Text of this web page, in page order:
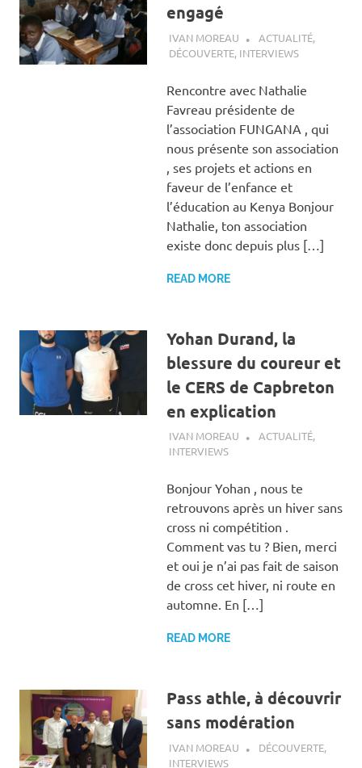
engagé
12 AVRIL 2019
IVAN MOREAU ACTUALITÉ,
DÉCOUVERTE, INTERVIEWS
Rencontre avec Nathalie
Favreau présidente de
l’association FUNGANA , qui
nous présente son association
, ses projets et actions en
faveur de l’enfance et
l’éducation au Kenya Bonjour
Nathalie, ton association
existe donc depuis plus […]
READ MORE
Yohan Durand, la
blessure du coureur et
le CERS de Capbreton
en explication
15 MARS 2019
IVAN MOREAU ACTUALITÉ,
INTERVIEWS
Bonjour Yohan , nous te
retrouvons après un hiver sans
cross ni compétition .
Comment vas tu ? Bien, merci
et oui je n’ai pas fait de saison
de cross cet hiver, ni route en
automne. En […]
READ MORE
Pass athle, à découvrir
sans modération
11 DÉCEMBRE 2018
IVAN MOREAU DÉCOUVERTE,
INTERVIEWS